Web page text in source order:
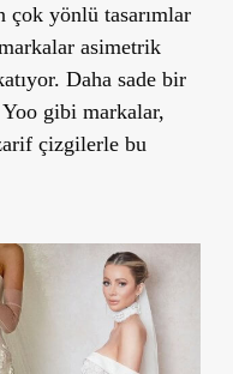
çok yönlü tasarımlar
asimetrik
Daha sade bir
gibi markalar,
çizgilerle bu